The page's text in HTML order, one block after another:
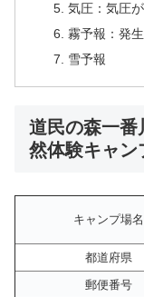
気圧：気圧
霧予報：発
雪予報
道民の森一番
然体験キャン
キャンプ場名
都道府県
郵便番号